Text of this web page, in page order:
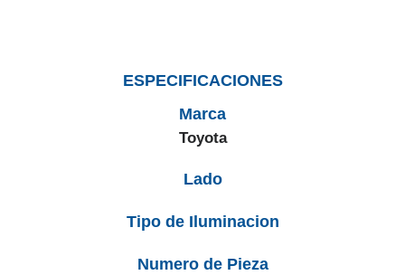
ESPECIFICACIONES
Marca
Toyota
Lado
Tipo de Iluminacion
Numero de Pieza